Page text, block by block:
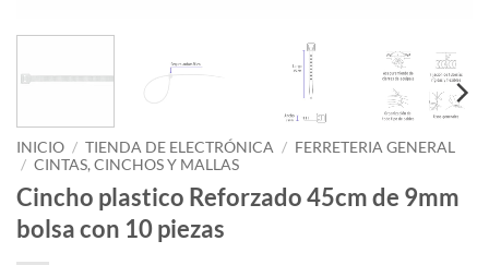
INICIO / TIENDA DE ELECTRÓNICA / FERRETERIA GENERAL
/ CINTAS, CINCHOS Y MALLAS
Cincho plastico Reforzado 45cm de 9mm
bolsa con 10 piezas